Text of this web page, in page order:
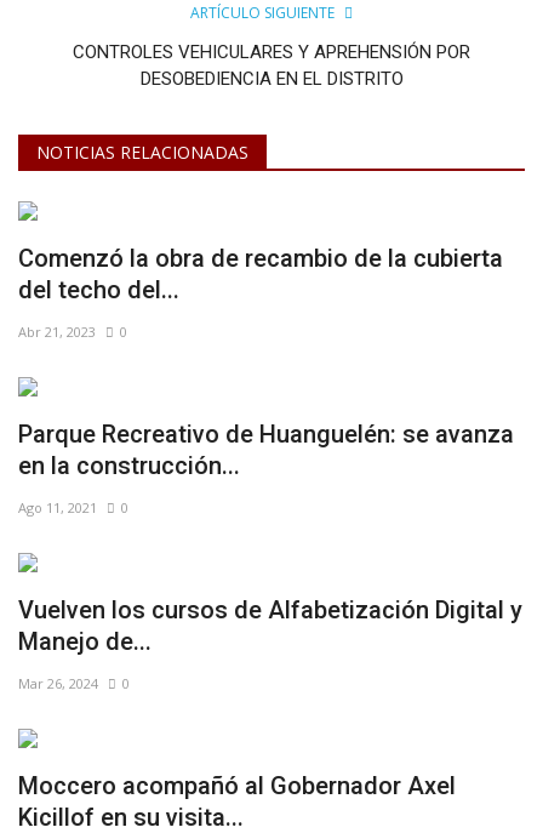
ARTÍCULO SIGUIENTE
CONTROLES VEHICULARES Y APREHENSIÓN POR
DESOBEDIENCIA EN EL DISTRITO
NOTICIAS RELACIONADAS
Comenzó la obra de recambio de la cubierta
del techo del...
Abr 21, 2023 0
Parque Recreativo de Huanguelén: se avanza
en la construcción...
Ago 11, 2021 0
Vuelven los cursos de Alfabetización Digital y
Manejo de...
Mar 26, 2024 0
Moccero acompañó al Gobernador Axel
Kicillof en su visita...